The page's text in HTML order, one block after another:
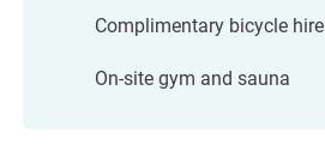
Complimentary bicycle hire
On-site gym and sauna